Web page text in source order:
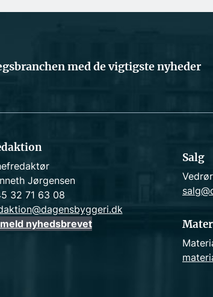
med de vigtigste nyheder
Jørgensen
32 71 63 08
nyhedsbrevet
Salg